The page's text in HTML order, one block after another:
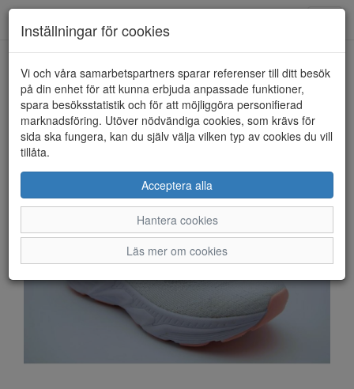
HEM RUGGED GEAR
Inställningar för cookies
Vi och våra samarbetspartners sparar referenser till ditt besök
på din enhet för att kunna erbjuda anpassade funktioner,
spara besöksstatistik och för att möjliggöra personifierad
marknadsföring. Utöver nödvändiga cookies, som krävs för
sida ska fungera, kan du själv välja vilken typ av cookies du vill
tillåta.
Acceptera alla
Hantera cookies
Läs mer om cookies